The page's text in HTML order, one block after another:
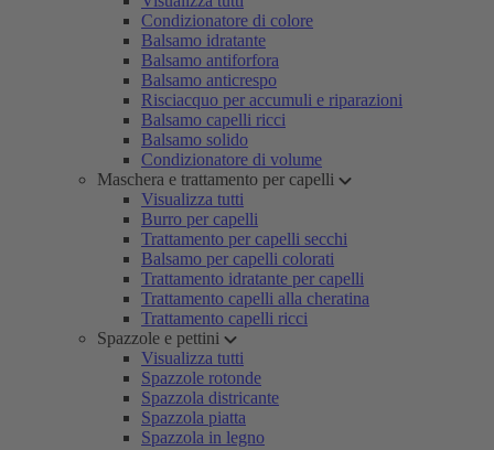
Condizionatore di colore
Balsamo idratante
Balsamo antiforfora
Balsamo anticrespo
Risciacquo per accumuli e riparazioni
Balsamo capelli ricci
Balsamo solido
Condizionatore di volume
Maschera e trattamento per capelli
Visualizza tutti
Burro per capelli
Trattamento per capelli secchi
Balsamo per capelli colorati
Trattamento idratante per capelli
Trattamento capelli alla cheratina
Trattamento capelli ricci
Spazzole e pettini
Visualizza tutti
Spazzole rotonde
Spazzola districante
Spazzola piatta
Spazzola in legno